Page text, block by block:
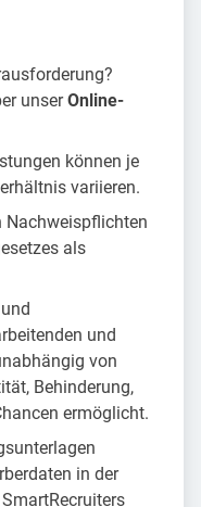
unserOnline-
können je
variieren.
Nachweispflichten
als
und
von
Behinderung,
ermöglicht.
in der